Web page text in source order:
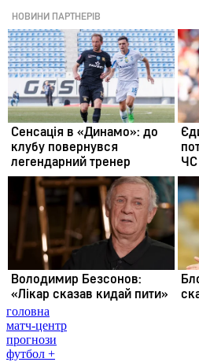
головна
матч-центр
прогнози
футбол +